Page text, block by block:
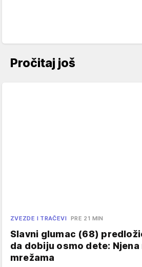
Pročitaj još
ZVEZDE I TRAČEVI PRE 21 MIN
Slavni glumac (68)
da dobiju osmo dete:
mrežama